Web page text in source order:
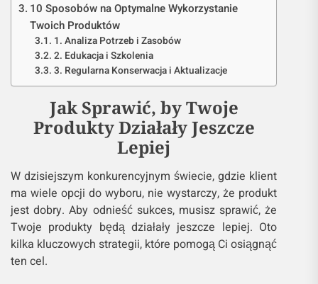
10 Sposobów na Optymalne Wykorzystanie
Twoich Produktów
1. Analiza Potrzeb i Zasobów
2. Edukacja i Szkolenia
3. Regularna Konserwacja i Aktualizacje
Jak Sprawić, by Twoje
Produkty Działały Jeszcze
Lepiej
W dzisiejszym konkurencyjnym świecie, gdzie klient
ma wiele opcji do wyboru, nie wystarczy, że produkt
jest dobry. Aby odnieść sukces, musisz sprawić, że
Twoje produkty będą działały jeszcze lepiej. Oto
kilka kluczowych strategii, które pomogą Ci osiągnąć
ten cel.